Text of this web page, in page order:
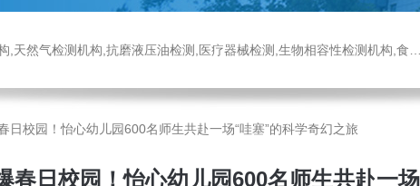
液压油检测,医疗器械检测,生物相容性检测机构,食品药品检测中心,消毒液检测,工程材料检测公司,不锈钢材质检测机构
日校园！怡心幼儿园600名师生共赴一场“哇塞”的科学奇幻之旅
春日校园！怡心幼儿园600名师生共赴一